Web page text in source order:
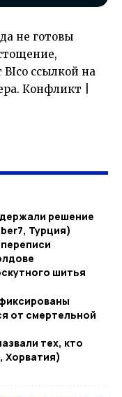
не готовы
ссылкой на
Конфликт |
решение
Турция)
шитья
от смертельной
тех, кто
Хорватия)